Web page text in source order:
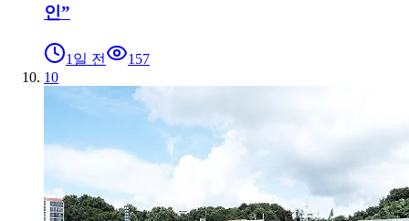
인”
1일 전
157
10